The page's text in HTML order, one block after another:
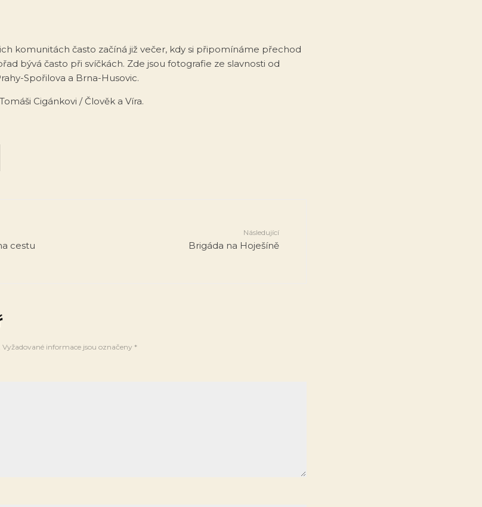
komunitách často začíná již večer, kdy si připomínáme přechod
bývá často při svíčkách. Zde jsou fotografie ze slavnosti od
Spořilova a Brna-Husovic.
Cigánkovi / Člověk a Víra.
cestu
Následující
Brigáda na Hoješíně
Vyžadované informace jsou označeny *